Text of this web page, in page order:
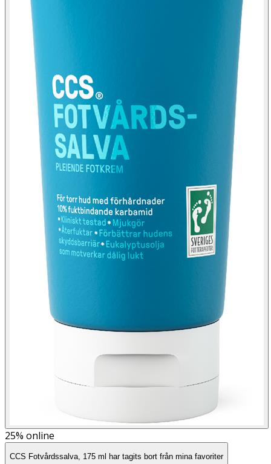
25% online
CCS Fotvårdssalva, 175 ml har tagits bort från mina favoriter